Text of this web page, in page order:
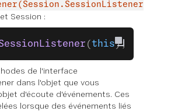
Session :
(this);
de l'interface
dans l'objet que vous
d'écoute d'événements. Ces
lorsque des événements liés